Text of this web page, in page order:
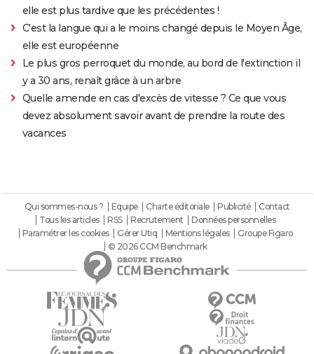
elle est plus tardive que les précédentes !
C'est la langue qui a le moins changé depuis le Moyen Âge,
elle est européenne
Le plus gros perroquet du monde, au bord de l'extinction il
y a 30 ans, renaît grâce à un arbre
Quelle amende en cas d'excès de vitesse ? Ce que vous
devez absolument savoir avant de prendre la route des
vacances
Qui sommes-nous ? Equipe Charte éditoriale Publicité
Contact
Tous les articles
RSS Recrutement
Données personnelles
Paramétrer les cookies
Gérer Utiq Mentions légales
Groupe Figaro
© 2026 CCM Benchmark